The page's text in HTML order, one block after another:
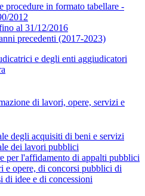
procedure in formato tabellare -
2012
al 31/12/2016
precedenti (2017-2023)
e degli enti aggiudicatori
di lavori, opere, servizi e
degli acquisiti di beni e servizi
dei lavori pubblici
per l'affidamento di appalti pubblici
e opere, di concorsi pubblici di
di idee e di concessioni